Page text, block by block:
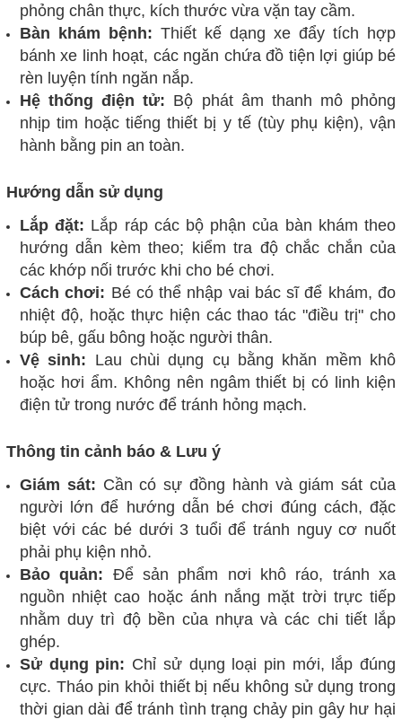
phỏng chân thực, kích thước vừa vặn tay cầm.
Bàn khám bệnh: Thiết kế dạng xe đẩy tích hợp
bánh xe linh hoạt, các ngăn chứa đồ tiện lợi giúp bé
rèn luyện tính ngăn nắp.
Hệ thống điện tử: Bộ phát âm thanh mô phỏng
nhịp tim hoặc tiếng thiết bị y tế (tùy phụ kiện), vận
hành bằng pin an toàn.
Hướng dẫn sử dụng
Lắp đặt: Lắp ráp các bộ phận của bàn khám theo
hướng dẫn kèm theo; kiểm tra độ chắc chắn của
các khớp nối trước khi cho bé chơi.
Cách chơi: Bé có thể nhập vai bác sĩ để khám, đo
nhiệt độ, hoặc thực hiện các thao tác "điều trị" cho
búp bê, gấu bông hoặc người thân.
Vệ sinh: Lau chùi dụng cụ bằng khăn mềm khô
hoặc hơi ẩm. Không nên ngâm thiết bị có linh kiện
điện tử trong nước để tránh hỏng mạch.
Thông tin cảnh báo & Lưu ý
Giám sát: Cần có sự đồng hành và giám sát của
người lớn để hướng dẫn bé chơi đúng cách, đặc
biệt với các bé dưới 3 tuổi để tránh nguy cơ nuốt
phải phụ kiện nhỏ.
Bảo quản: Để sản phẩm nơi khô ráo, tránh xa
nguồn nhiệt cao hoặc ánh nắng mặt trời trực tiếp
nhằm duy trì độ bền của nhựa và các chi tiết lắp
ghép.
Sử dụng pin: Chỉ sử dụng loại pin mới, lắp đúng
cực. Tháo pin khỏi thiết bị nếu không sử dụng trong
thời gian dài để tránh tình trạng chảy pin gây hư hại